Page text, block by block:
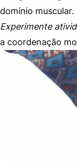
domínio muscular.
Experimente
a coordenação